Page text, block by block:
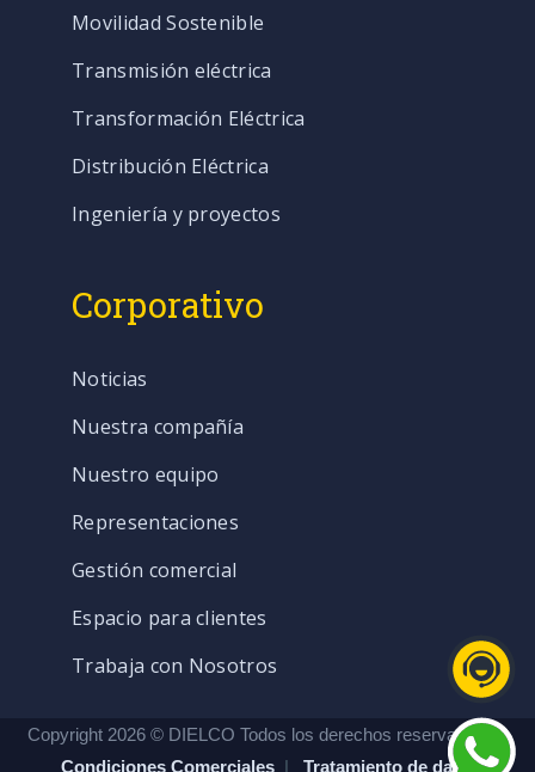
Movilidad Sostenible
Transmisión eléctrica
Transformación Eléctrica
Distribución Eléctrica
Ingeniería y proyectos
Corporativo
Noticias
Nuestra compañía
Nuestro equipo
Representaciones
Gestión comercial
Espacio para clientes
Trabaja con Nosotros
Copyright 2026 © DIELCO Todos los derechos reservados. |
Condiciones Comerciales | Tratamiento de datos